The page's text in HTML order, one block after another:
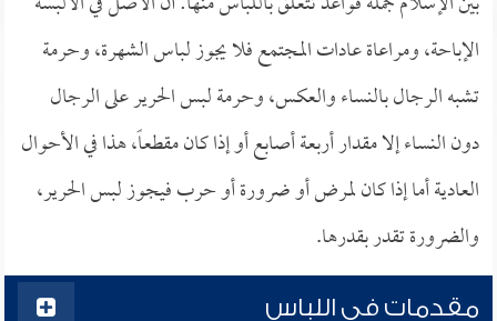
الإباحة، ومراعاة عادات المجتمع فلا يجوز لباس الشهرة، وحرمة
تشبه الرجال بالنساء والعكس، وحرمة لبس الحرير على الرجال
دون النساء إلا مقدار أربعة أصابع أو إذا كان مقطعاً، هذا في الأحوال
العادية أما إذا كان لمرض أو ضرورة أو حرب فيجوز لبس الحرير،
والضرورة تقدر بقدرها.
مقدمات في اللباس